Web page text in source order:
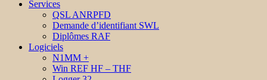
Services
QSL ANRPFD
Demande d’identifiant SWL
Diplômes RAF
Logiciels
N1MM +
Win REF HF – THF